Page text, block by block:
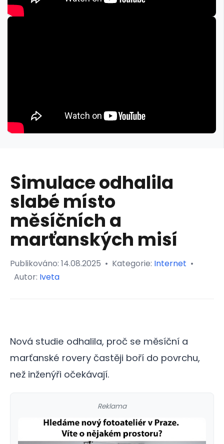
Simulace odhalila
slabé místo
měsíčních a
marťanských misí
Publikováno: 14.08.2025 • Kategorie: Internet •
Autor: Iveta
Nová studie odhalila, proč se měsíční a
marťanské rovery častěji boří do povrchu,
než inženýři očekávají.
Reklama